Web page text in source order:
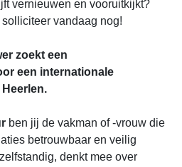
vernieuwen en vooruitkijkt?
vandaag nog!
zoekt een
een internationale
ben jij de vakman of -vrouw die
betrouwbaar en veilig
denkt mee over